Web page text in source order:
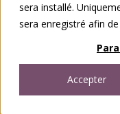
sera installé.
sera enregistré afin
Accepter